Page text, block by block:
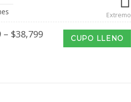
Extremo
– $38,799Price
$33,599
CUPO LLENO